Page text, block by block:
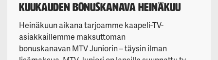
Kuukauden bonuskanava heinäkuu
Heinäkuun aikana tarjoamme kaapeli-TV-
asiakkaillemme maksuttoman
bonuskanavan MTV Juniorin – täysin ilman